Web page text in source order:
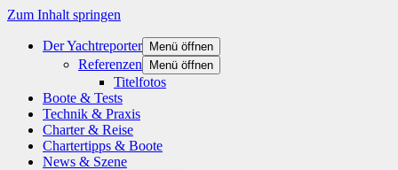
Zum Inhalt springen
Der Yachtreporter Menü öffnen
Referenzen Menü öffnen
Titelfotos
Boote & Tests
Technik & Praxis
Charter & Reise
Chartertipps & Boote
News & Szene